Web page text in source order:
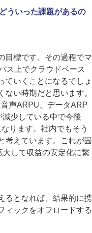
ういった課題があるの
目標です。その過程でマ
ス上でクラウドベース
ていくことになるでしょ
ない時期だと思います。
声ARPU、データARP
少している中で今後
ります。社内でもそう
考えています。これが固
して収益の安定化に繋
るとなれば、結果的に携
ィックをオフロードする